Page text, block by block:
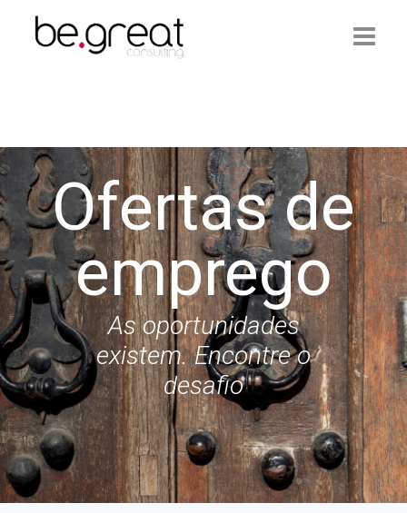
Serviços
Ofertas de Emprego
Artigos
Contactos
Login
Ofertas de
emprego
As oportunidades
existem. Encontre o
desafio